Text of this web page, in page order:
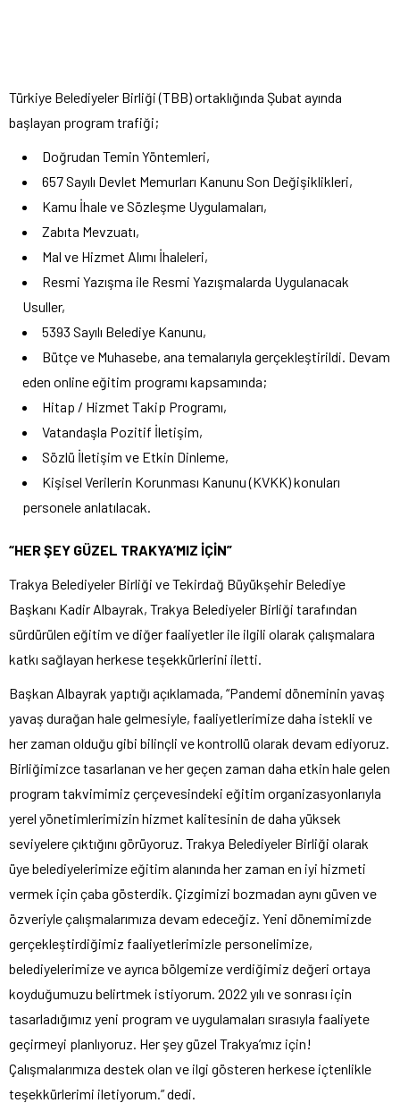
Türkiye Belediyeler Birliği (TBB) ortaklığında Şubat ayında
başlayan program trafiği;
Doğrudan Temin Yöntemleri,
657 Sayılı Devlet Memurları Kanunu Son Değişiklikleri,
Kamu İhale ve Sözleşme Uygulamaları,
Zabıta Mevzuatı,
Mal ve Hizmet Alımı İhaleleri,
Resmi Yazışma ile Resmi Yazışmalarda Uygulanacak
Usuller,
5393 Sayılı Belediye Kanunu,
Bütçe ve Muhasebe, ana temalarıyla gerçekleştirildi. Devam
eden online eğitim programı kapsamında;
Hitap / Hizmet Takip Programı,
Vatandaşla Pozitif İletişim,
Sözlü İletişim ve Etkin Dinleme,
Kişisel Verilerin Korunması Kanunu (KVKK) konuları
personele anlatılacak.
“HER ŞEY GÜZEL TRAKYA’MIZ İÇİN”
Trakya Belediyeler Birliği ve Tekirdağ Büyükşehir Belediye
Başkanı Kadir Albayrak, Trakya Belediyeler Birliği tarafından
sürdürülen eğitim ve diğer faaliyetler ile ilgili olarak çalışmalara
katkı sağlayan herkese teşekkürlerini iletti.
Başkan Albayrak yaptığı açıklamada, “Pandemi döneminin yavaş
yavaş durağan hale gelmesiyle, faaliyetlerimize daha istekli ve
her zaman olduğu gibi bilinçli ve kontrollü olarak devam ediyoruz.
Birliğimizce tasarlanan ve her geçen zaman daha etkin hale gelen
program takvimimiz çerçevesindeki eğitim organizasyonlarıyla
yerel yönetimlerimizin hizmet kalitesinin de daha yüksek
seviyelere çıktığını görüyoruz. Trakya Belediyeler Birliği olarak
üye belediyelerimize eğitim alanında her zaman en iyi hizmeti
vermek için çaba gösterdik. Çizgimizi bozmadan aynı güven ve
özveriyle çalışmalarımıza devam edeceğiz. Yeni dönemimizde
gerçekleştirdiğimiz faaliyetlerimizle personelimize,
belediyelerimize ve ayrıca bölgemize verdiğimiz değeri ortaya
koyduğumuzu belirtmek istiyorum. 2022 yılı ve sonrası için
tasarladığımız yeni program ve uygulamaları sırasıyla faaliyete
geçirmeyi planlıyoruz. Her şey güzel Trakya’mız için!
Çalışmalarımıza destek olan ve ilgi gösteren herkese içtenlikle
teşekkürlerimi iletiyorum.” dedi.